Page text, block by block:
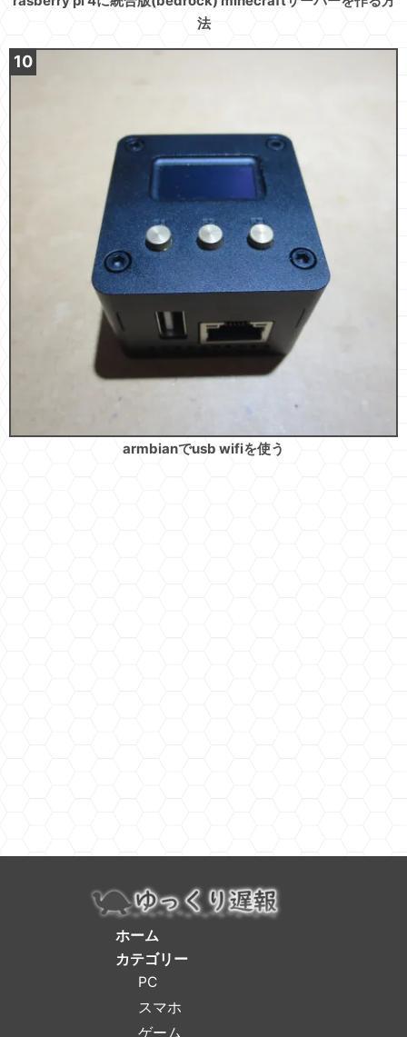
法
armbianでusb wifiを使う
ホーム
カテゴリー
PC
スマホ
ゲーム